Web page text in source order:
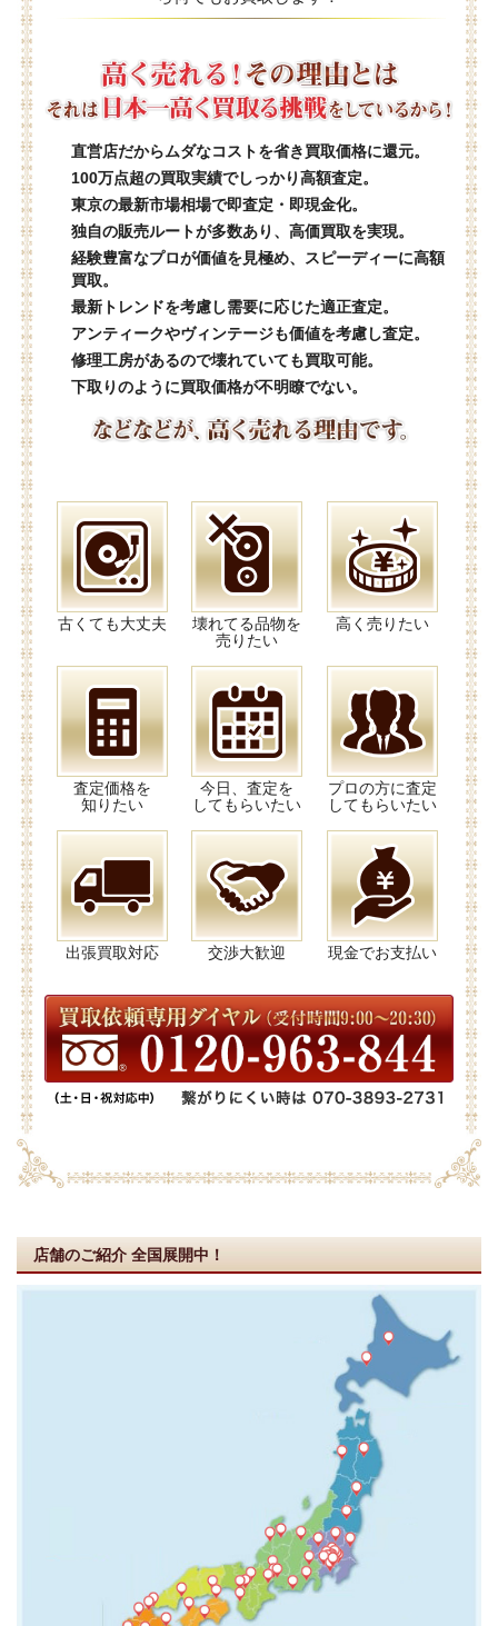
直営店だからムダなコストを省き買取価格に還元。
100万点超の買取実績でしっかり高額査定。
東京の最新市場相場で即査定・即現金化。
独自の販売ルートが多数あり、高価買取を実現。
経験豊富なプロが価値を見極め、スピーディーに高額
買取。
最新トレンドを考慮し需要に応じた適正査定。
アンティークやヴィンテージも価値を考慮し査定。
修理工房があるので壊れていても買取可能。
下取りのように買取価格が不明瞭でない。
古くても大丈夫
壊れてる品物を
売りたい
高く売りたい
査定価格を
知りたい
今日、査定を
してもらいたい
プロの方に査定
してもらいたい
出張買取対応 交渉大歓迎 現金でお支払い
店舗のご紹介 全国展開中！